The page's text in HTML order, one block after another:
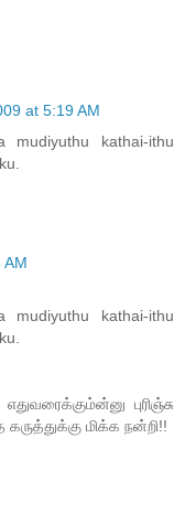
at 5:19 AM
mudiyuthu kathai-ithu
AM
mudiyuthu kathai-ithu
புரிஞ்சு
மிக்க நன்றி!!